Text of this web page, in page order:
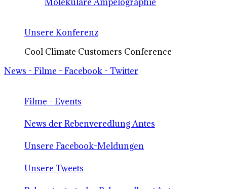
Unsere Konferenz
Cool Climate Customers Conference
News - Filme - Facebook - Twitter
Filme - Events
News der Rebenveredlung Antes
Unsere Facebook-Meldungen
Unsere Tweets